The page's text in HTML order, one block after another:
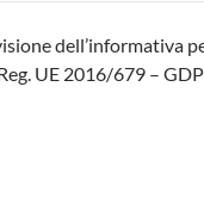
dell’informativa
UE 2016/679 –